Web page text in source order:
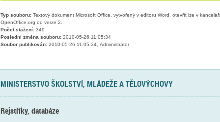
Typ souboru:Textový dokument Microsoft Office, vytvořený v editoru Word, otevřít lze v
OpenOffice.org od verze 2.
Počet stažení:349
Poslední změna souboru:2010-05-26 11:05:34
Soubor publikován:2010-05-26 11:05:34, Administrator
MINISTERSTVO ŠKOLSTVÍ, MLÁDEŽE A TĚLOVÝCHOVY
Rejstříky, databáze